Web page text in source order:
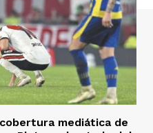
mediática de